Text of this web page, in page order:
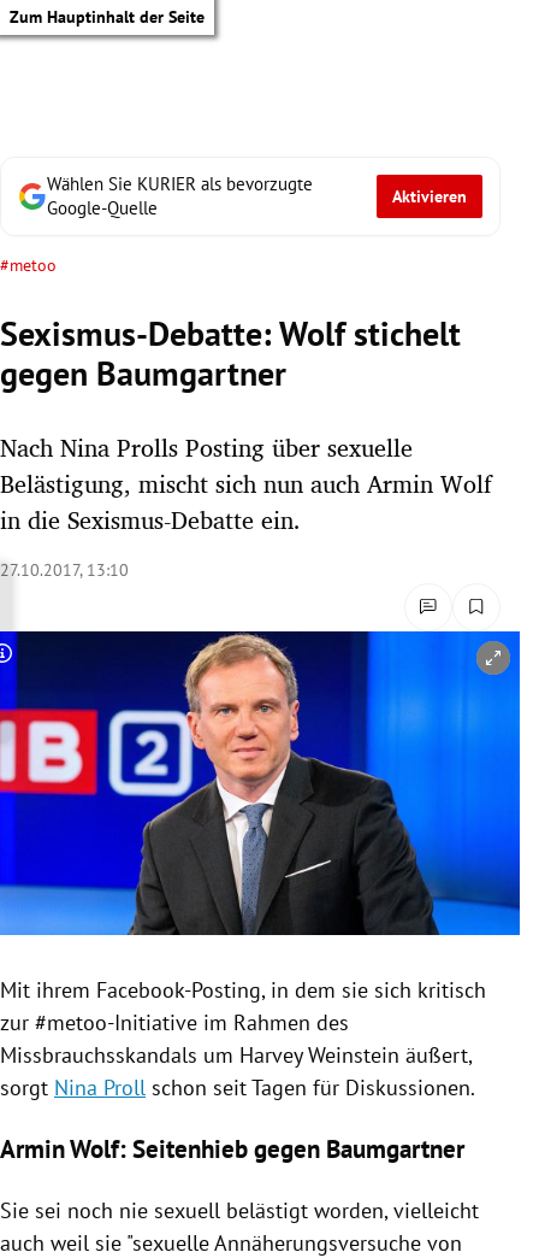
Zum Hauptinhalt der Seite
Untermenü
Untermenü
Untermenü
Untermenü
Untermenü
Untermenü
Untermenü
Wählen Sie KURIER als bevorzugte
Google-Quelle
Aktivieren
#metoo
Sexismus-Debatte: Wolf stichelt
gegen Baumgartner
Nach Nina Prolls Posting über sexuelle
Belästigung, mischt sich nun auch Armin Wolf
in die Sexismus-Debatte ein.
27.10.2017, 13:10
Copyright-Hinweis öffnen/schließen
Mit ihrem Facebook-Posting, in dem sie sich kritisch
zur #metoo-Initiative im Rahmen des
Missbrauchsskandals um Harvey Weinstein äußert,
sorgt Nina Proll schon seit Tagen für Diskussionen.
Armin Wolf: Seitenhieb gegen Baumgartner
Sie sei noch nie sexuell belästigt worden, vielleicht
auch weil sie "sexuelle Annäherungsversuche von